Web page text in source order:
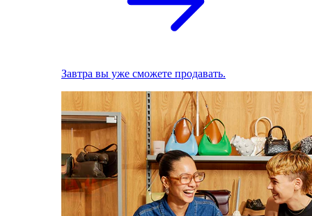
Завтра вы уже сможете продавать.